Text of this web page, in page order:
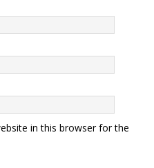
in this browser for the